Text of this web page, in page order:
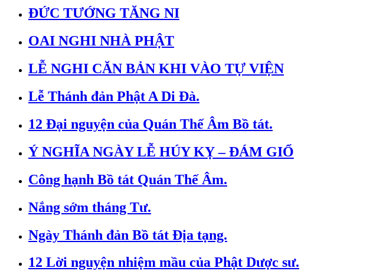
ĐỨC TƯỚNG TĂNG NI
OAI NGHI NHÀ PHẬT
LỄ NGHI CĂN BẢN KHI VÀO TỰ VIỆN
Lễ Thánh đản Phật A Di Đà.
12 Đại nguyện của Quán Thế Âm Bồ tát.
Ý NGHĨA NGÀY LỄ HÚY KỴ – ĐÁM GIỔ
Công hạnh Bồ tát Quán Thế Âm.
Nắng sớm tháng Tư.
Ngày Thánh đản Bồ tát Địa tạng.
12 Lời nguyện nhiệm mầu của Phật Dược sư.